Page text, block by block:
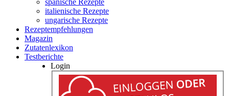
spanische Rezepte
italienische Rezepte
ungarische Rezepte
Rezeptempfehlungen
Magazin
Zutatenlexikon
Testberichte
Login